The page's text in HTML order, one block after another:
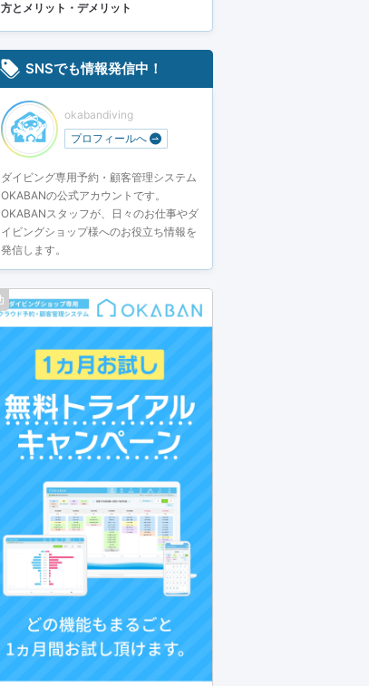
方とメリット・デメリット
SNSでも情報発信中！
okabandiving
プロフィールへ
ダイビング専用予約・顧客管理システム
OKABANの公式アカウントです。
OKABANスタッフが、日々のお仕事やダ
イビングショップ様へのお役立ち情報を
発信します。